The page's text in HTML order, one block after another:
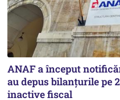
ANAF a început
au depus bilanțurile pe
inactive fiscal